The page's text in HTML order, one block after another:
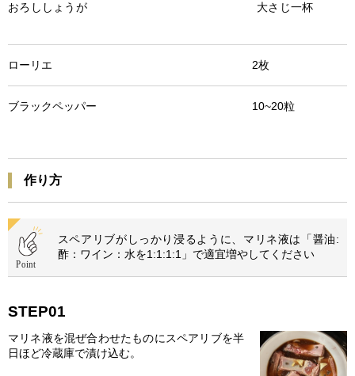
おろししょうが 大さじ一杯
ローリエ 2枚
ブラックペッパー 10~20粒
作り方
スペアリブがしっかり浸るように、マリネ液は「醤油:
酢：ワイン：水を1:1:1:1」で適宜増やしてください
STEP01
マリネ液を混ぜ合わせたものにスペアリブを半
日ほど冷蔵庫で漬け込む。